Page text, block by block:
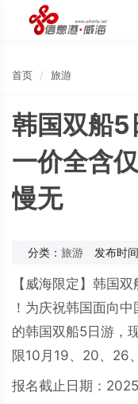
首页 旅游
韩国双船5
一价全含
慢无
分类： 旅游 发布时
【威海限定】韩国
！为庆祝韩国面向
的韩国双船5日游，
限10月19、20、26
报名截止日期：